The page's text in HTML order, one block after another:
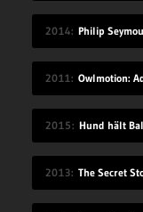
2014 Philip
2011 Owlmotion:
2015 Hund hält
2013 The Secret